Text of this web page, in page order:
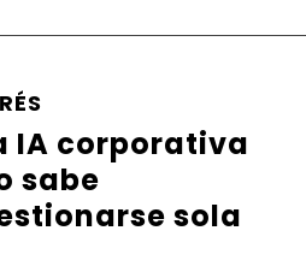
IA corporativa
sabe
sola